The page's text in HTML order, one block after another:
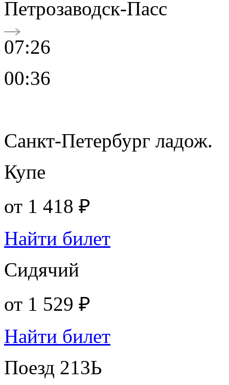
Петрозаводск-Пасс
07:26
00:36
Санкт-Петербург ладож.
Купе
от 1 418 ₽
Найти билет
Сидячий
от 1 529 ₽
Найти билет
Поезд 213Ь